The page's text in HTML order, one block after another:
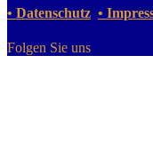
• Datenschutz •
Folgen Sie uns